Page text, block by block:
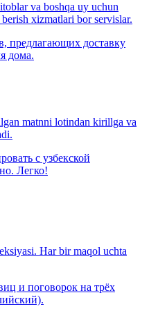
va boshqa uy uchun
xizmatlari bor servislar.
предлагающих доставку
дома.
matnni lotindan kirillga va
с узбекской
Легко!
Har bir maqol uchta
и поговорок на трёх